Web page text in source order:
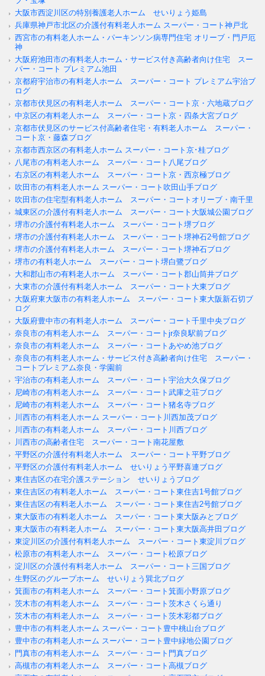
大阪市西淀川区の特別養護老人ホーム せいりょう姫島
兵庫県神戸市北区の介護付有料老人ホーム スーパー・コート神戸北
西宮市の有料老人ホーム・パーキンソン病専門住宅 オリーブ・門戸厄
神
大阪府池田市の有料老人ホーム・サービス付き高齢者向け住宅 スー
パー・コート プレミアム池田
京都府宇治市の有料老人ホーム スーパー・コート プレミアム宇治ブ
ログ
京都市伏見区の有料老人ホーム スーパー・コート京・六地蔵ブログ
中京区の有料老人ホーム スーパー・コート京・四条大宮ブログ
京都市伏見区のサービス付高齢者住宅・有料老人ホーム スーパー・
コート京・藤森ブログ
京都市西京区の有料老人ホーム スーパー・コート京･桂ブログ
八尾市の有料老人ホーム スーパー・コート八尾ブログ
右京区の有料老人ホーム スーパー・コート京・西京極ブログ
吹田市の有料老人ホーム スーパー・コート吹田山手ブログ
吹田市の住宅型有料老人ホーム スーパー・コートオリーブ・南千里
城東区の介護付有料老人ホーム スーパー・コート大阪城公園ブログ
堺市の介護付有料老人ホーム スーパー・コート堺ブログ
堺市の介護付有料老人ホーム スーパー・コート堺神石2号館ブログ
堺市の介護付有料老人ホーム スーパー・コート堺神石ブログ
堺市の有料老人ホーム スーパー・コート堺白鷺ブログ
大和郡山市の有料老人ホーム スーパー・コート郡山筒井ブログ
大東市の介護付有料老人ホーム スーパー・コート大東ブログ
大阪府東大阪市の有料老人ホーム スーパー・コート東大阪新石切ブ
ログ
大阪府豊中市の有料老人ホーム スーパー・コート千里中央ブログ
奈良市の有料老人ホーム スーパー・コートjr奈良駅前ブログ
奈良市の有料老人ホーム スーパー・コートあやめ池ブログ
奈良市の有料老人ホーム・サービス付き高齢者向け住宅 スーパー・
コートプレミアム奈良・学園前
宇治市の有料老人ホーム スーパー・コート宇治大久保ブログ
尼崎市の有料老人ホーム スーパー・コート武庫之荘ブログ
尼崎市の有料老人ホーム スーパー・コート猪名寺ブログ
川西市の有料老人ホーム スーパー・コート川西加茂ブログ
川西市の有料老人ホーム スーパー・コート川西ブログ
川西市の高齢者住宅 スーパー・コート南花屋敷
平野区の介護付有料老人ホーム スーパー・コート平野ブログ
平野区の介護付有料老人ホーム せいりょう平野喜連ブログ
東住吉区の在宅介護ステーション せいりょうブログ
東住吉区の有料老人ホーム スーパー・コート東住吉1号館ブログ
東住吉区の有料老人ホーム スーパー・コート東住吉2号館ブログ
東大阪市の有料老人ホーム スーパー・コート東大阪みとブログ
東大阪市の有料老人ホーム スーパー・コート東大阪高井田ブログ
東淀川区の介護付有料老人ホーム スーパー・コート東淀川ブログ
松原市の有料老人ホーム スーパー・コート松原ブログ
淀川区の介護付有料老人ホーム スーパー・コート三国ブログ
生野区のグループホーム せいりょう巽北ブログ
箕面市の有料老人ホーム スーパー・コート箕面小野原ブログ
茨木市の有料老人ホーム スーパー・コート茨木さくら通り
茨木市の有料老人ホーム スーパー・コート茨木彩都ブログ
豊中市の有料老人ホーム スーパー・コート豊中桃山台ブログ
豊中市の有料老人ホーム スーパー・コート豊中緑地公園ブログ
門真市の有料老人ホーム スーパー・コート門真ブログ
高槻市の有料老人ホーム スーパー・コート高槻ブログ